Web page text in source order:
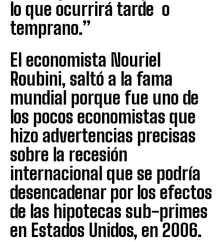
lo que ocurrirá tarde o
temprano.”
El economista Nouriel
Roubini, saltó a la fama
mundial porque fue uno de
los pocos economistas que
hizo advertencias precisas
sobre la recesión
internacional que se podría
desencadenar por los efectos
de las hipotecas sub-primes
en Estados Unidos, en 2006.